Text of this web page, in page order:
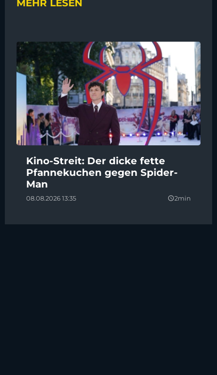
MEHR LESEN
Kino-Streit: Der dicke fette
Pfannekuchen gegen Spider-
Man
08.08.2026 13:35 query_builder2min